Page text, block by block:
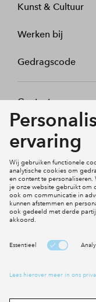
Kunst & Cultuur
Werken bij
Gedragscode
Contact
Mijn profiel
Social Media
Cookies